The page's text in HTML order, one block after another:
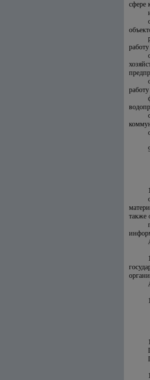
сфере
также